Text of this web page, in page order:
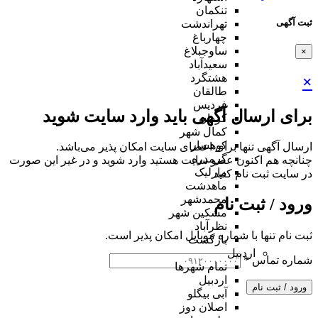
ثبت آگهی
×
×
برای ارسال آگهی باید وارد سایت شوید
ارسال آگهی تنها برای اعضای سایت امکان پذیر می‌باشد.
چنانچه هم‌ اکنون عضو سایت هستید وارد شوید و در غیر این صورت
در سایت ثبت نام کنید
ورود / ثبت نام
ثبت نام تنها با شماره موبایل امکان پذیر است.
شماره تماس*
ورود / ثبت نام
تنکمان
تهراندشت
چهارباغ
ساوجبلاغ
سعیدآباد
هشتگرد
طالقان
فردیس
کردان
کمال شهر
کوهسار
گرمدره
مارلیک
ماهدشت
محمدشهر
مشکین شهر
نظرآباد
بازگشت
اردبیل
تمام شهر‌ها
اردبیل
آبی بیگلو
اصلان دوز